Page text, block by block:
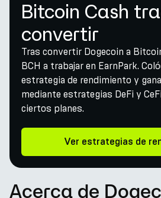
Bitcoin Cash
convertir
Tras convertir Dogecoin a
BCH a trabajar en EarnPark.
estrategia de rendimiento y
mediante estrategias DeFi y
ciertos planes.
Ver estrategias de
Acerca de